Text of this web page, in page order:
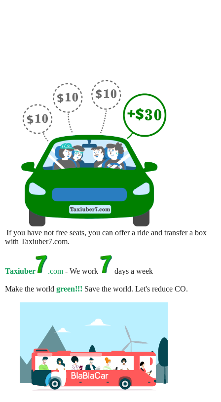
If you have not free seats, you can offer a ride and transfer a box
with Taxiuber7.com.
Taxiuber .com - We work days a week
Make the world green!!! Save the world. Let's reduce CO.